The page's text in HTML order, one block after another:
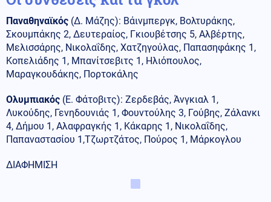
Παναθηναϊκός (Δ. Μάζης): Βάινμπεργκ, Βολτυράκης,
Σκουμπάκης 2, Δευτεραίος, Γκιουβέτσης 5, Αλβέρτης,
Μελισσάρης, Νικολαΐδης, Χατζηγούλας, Παπασηφάκης 1,
Κοπελιάδης 1, Μπανίτσεβιτς 1, Ηλιόπουλος,
Μαραγκουδάκης, Πορτοκάλης
Ολυμπιακός (Ε. Φάτοβιτς): Ζερδεβάς, Άνγκιαλ 1,
Λυκούδης, Γενηδουνιάς 1, Φουντούλης 3, Γούβης, Ζάλανκι
4, Δήμου 1, Αλαφραγκής 1, Κάκαρης 1, Νικολαΐδης,
Παπαναστασίου 1,Τζωρτζάτος, Πούρος 1, Μάρκογλου
ΔΙΑΦΗΜΙΣΗ